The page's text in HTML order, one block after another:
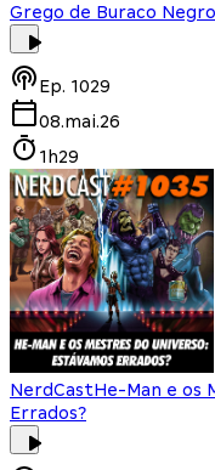
Grego de Buraco Negro
Ep. 1029
08.mai.26
1h29
NerdCastHe-Man e os
Errados?